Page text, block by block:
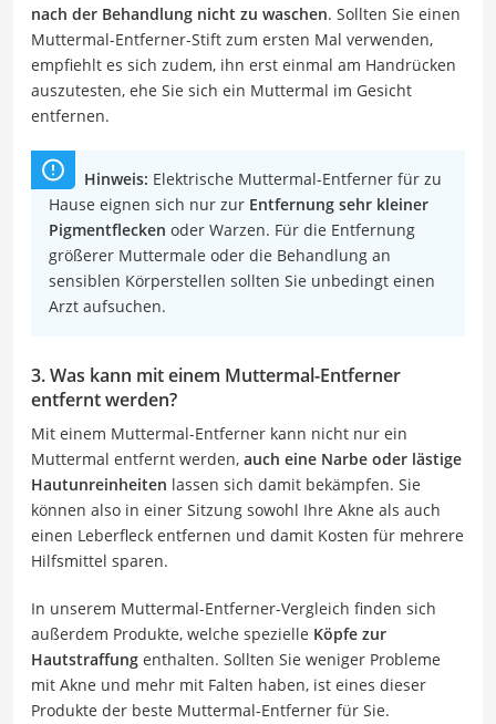
nach der Behandlung nicht zu waschen. Sollten Sie einen
Muttermal-Entferner-Stift zum ersten Mal verwenden,
empfiehlt es sich zudem, ihn erst einmal am Handrücken
auszutesten, ehe Sie sich ein Muttermal im Gesicht
entfernen.
Hinweis: Elektrische Muttermal-Entferner für zu
Hause eignen sich nur zur Entfernung sehr kleiner
Pigmentflecken oder Warzen. Für die Entfernung
größerer Muttermale oder die Behandlung an
sensiblen Körperstellen sollten Sie unbedingt einen
Arzt aufsuchen.
3. Was kann mit einem Muttermal-Entferner
entfernt werden?
Mit einem Muttermal-Entferner kann nicht nur ein
Muttermal entfernt werden, auch eine Narbe oder lästige
Hautunreinheiten lassen sich damit bekämpfen. Sie
können also in einer Sitzung sowohl Ihre Akne als auch
einen Leberfleck entfernen und damit Kosten für mehrere
Hilfsmittel sparen.
In unserem Muttermal-Entferner-Vergleich finden sich
außerdem Produkte, welche spezielle Köpfe zur
Hautstraffung enthalten. Sollten Sie weniger Probleme
mit Akne und mehr mit Falten haben, ist eines dieser
Produkte der beste Muttermal-Entferner für Sie.